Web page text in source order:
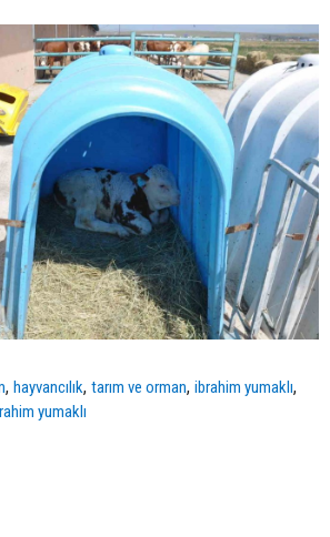
,hayvancılık,tarım ve orman,ibrahim yumaklı,
yumaklı